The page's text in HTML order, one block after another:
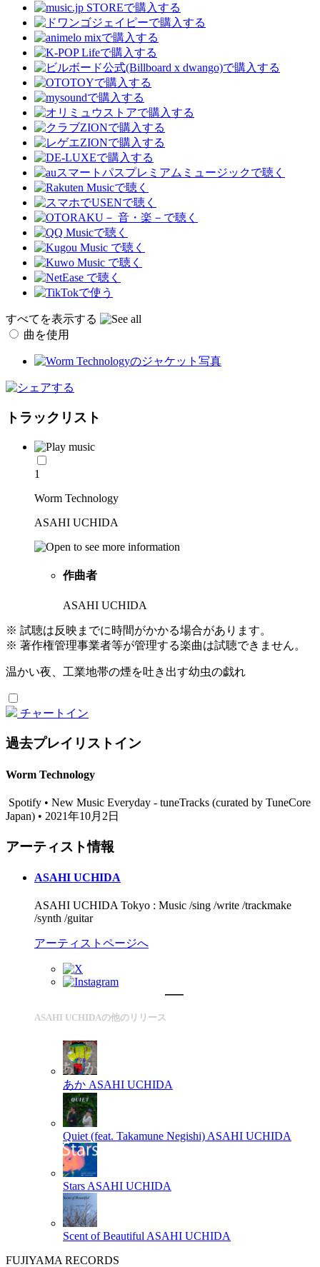
すべてを表示する
曲を使用
トラックリスト
1
Worm Technology
ASAHI UCHIDA
作曲者
ASAHI UCHIDA
※ 試聴は反映までに時間がかかる場合があります。
※ 著作権管理事業者等が管理する楽曲は試聴できません。
温かい夜、工業地帯の煙を吐き出す幼虫の戯れ
チャートイン
過去プレイリストイン
Worm Technology
Spotify • New Music Everyday - tuneTracks (curated by TuneCore
Japan) • 2021年10月2日
アーティスト情報
ASAHI UCHIDA
ASAHI UCHIDA Tokyo : Music /sing /write /trackmake
/synth /guitar
アーティストページへ
ASAHI UCHIDAの他のリリース
あか ASAHI UCHIDA
Quiet (feat. Takamune Negishi) ASAHI UCHIDA
Stars ASAHI UCHIDA
Scent of Beautiful ASAHI UCHIDA
FUJIYAMA RECORDS